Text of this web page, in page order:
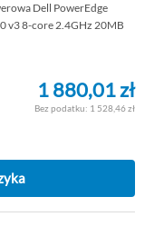
Dell PowerEdge
v3 8-core 2.4GHz 20MB
1 880,01 zł
1 528,46 zł